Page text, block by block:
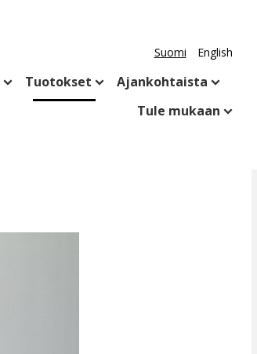
Suomi English
Tuotokset
Ajankohtaista
Tule mukaan